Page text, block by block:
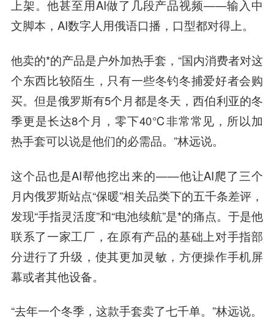
上架。他甚至用AI做了几段产品视频——输入中
文脚本，AI数字人用俄语口播，口型都对得上。
他卖的*的产品是户外加热手套，“国内消费者对这
个东西比较陌生，只有一些冬钓冬捕爱好者会购
买。但是俄罗斯有5个月都是冬天，西伯利亚的冬
季更是长达8个月，零下40℃非常常见，所以加
热手套可以说是他们的必需品。”林远说。
这个品也是AI帮他挖出来的——他让AI爬了三个
月内俄罗斯站点“保暖”相关品类下的五千条差评，
发现“手指灵活度”和“电池续航”是*的痛点。于是他
联系了一家工厂，在原有产品的基础上对手指部
分进行了升级，使其更加灵敏，方便操作手机屏
幕或者其他设备。
“去年一个冬季，这款手套卖了七千单。”林远说。